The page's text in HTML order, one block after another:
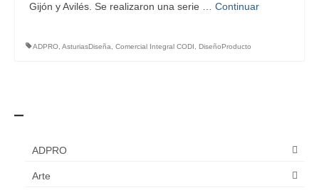
Gijón y Avilés. Se realizaron una serie … Continuar
ADPRO AsturiasDiseña Comercial Integral CODI DiseñoProducto
ADPRO
Arte